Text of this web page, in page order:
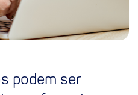
podem ser